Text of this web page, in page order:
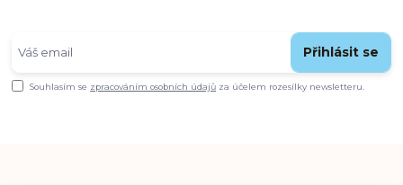
Přihlásit se
Souhlasím se zpracováním osobních údajů za účelem rozesílky newsletteru.